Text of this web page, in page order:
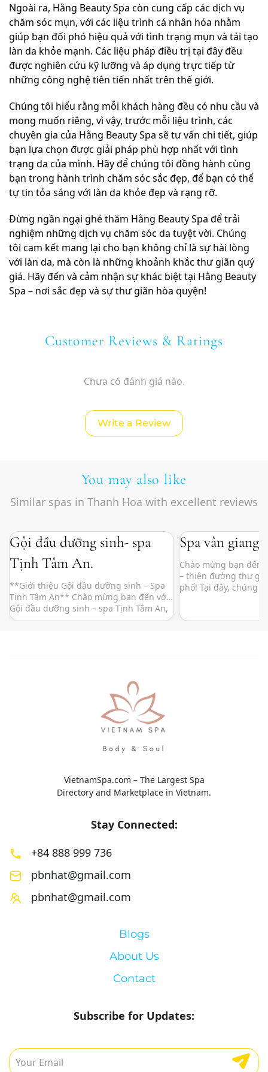
Ngoài ra, Hằng Beauty Spa còn cung cấp các dịch vụ
chăm sóc mụn, với các liệu trình cá nhân hóa nhằm
giúp bạn đối phó hiệu quả với tình trạng mụn và tái tạo
làn da khỏe mạnh. Các liệu pháp điều trị tại đây đều
được nghiên cứu kỹ lưỡng và áp dụng trực tiếp từ
những công nghệ tiên tiến nhất trên thế giới.
Chúng tôi hiểu rằng mỗi khách hàng đều có nhu cầu và
mong muốn riêng, vì vậy, trước mỗi liệu trình, các
chuyên gia của Hằng Beauty Spa sẽ tư vấn chi tiết, giúp
bạn lựa chọn được giải pháp phù hợp nhất với tình
trạng da của mình. Hãy để chúng tôi đồng hành cùng
bạn trong hành trình chăm sóc sắc đẹp, để bạn có thể
tự tin tỏa sáng với làn da khỏe đẹp và rạng rỡ.
Đừng ngần ngại ghé thăm Hằng Beauty Spa để trải
nghiệm những dịch vụ chăm sóc da tuyệt vời. Chúng
tôi cam kết mang lại cho bạn không chỉ là sự hài lòng
với làn da, mà còn là những khoảnh khắc thư giãn quý
giá. Hãy đến và cảm nhận sự khác biệt tại Hằng Beauty
Spa – nơi sắc đẹp và sự thư giãn hòa quyện!
Customer Reviews & Ratings
Chưa có đánh giá nào.
Write a Review
You may also like
Similar spas in Thanh Hoa with excellent reviews
Gội đầu dưỡng sinh- spa
Tịnh Tâm An.
**Giới thiệu Gội đầu dưỡng sinh – Spa
Tịnh Tâm An** Chào mừng bạn đến với
Gội đầu dưỡng sinh – spa Tịnh Tâm An,
nơi mà những giây phút thư giãn và tái
Spa vân giang
Chào mừng bạn đến
– thiên đường thư
phố! Tại đây, chúng
không gian yên tĩnh,
VietnamSpa.com – The Largest Spa
Directory and Marketplace in Vietnam.
Stay Connected:
+84 888 999 736
pbnhat@gmail.com
pbnhat@gmail.com
Blogs
About Us
Contact
Subscribe for Updates: